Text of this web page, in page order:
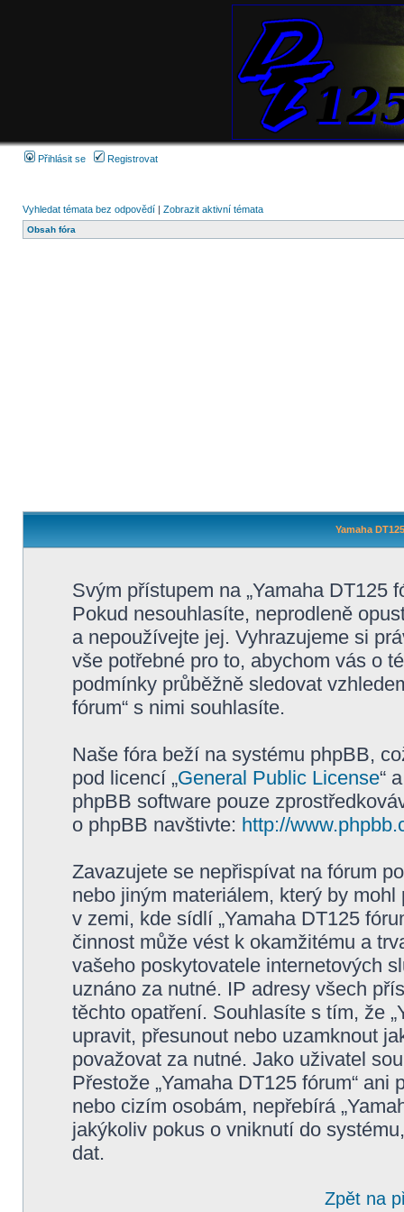
Přihlásit se Registrovat
Vyhledat témata bez odpovědí | Zobrazit aktivní témata
Obsah fóra
Yamaha
Svým přístupem na „Yamaha DT125
Pokud nesouhlasíte, neprodleně
a nepoužívejte jej. Vyhrazujeme si
vše potřebné pro to, abychom vás o
podmínky průběžně sledovat
fórum“ s nimi souhlasíte.
Naše fóra beží na systému phpBB,
pod licencí „General Public License“
phpBB software pouze
o phpBB navštivte: http://
Zavazujete se nepřispívat na fórum
nebo jiným materiálem, který by
v zemi, kde sídlí „Yamaha DT125
činnost může vést k okamžitému a
vašeho poskytovatele internetových
uznáno za nutné. IP adresy všech
těchto opatření. Souhlasíte s tím, že
upravit, přesunout nebo uzamknout
považovat za nutné. Jako uživatel
Přestože „Yamaha DT125 fórum“
nebo cizím osobám, nepřebírá
jakýkoliv pokus o vniknutí do
dat.
Zpět na